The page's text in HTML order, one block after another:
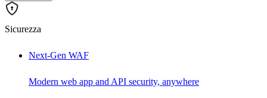
Sicurezza
Next-Gen WAF
Modern web app and API security, anywhere